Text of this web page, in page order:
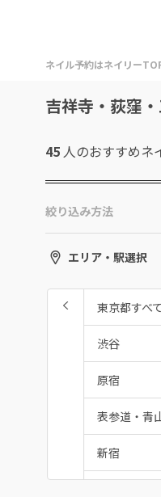
ネイル予約はネイリー
吉祥寺・荻窪
45 人のおすすめネ
絞り込み方法
エリア・駅選択
東京都すべて
渋谷
原宿
表参道・青
新宿